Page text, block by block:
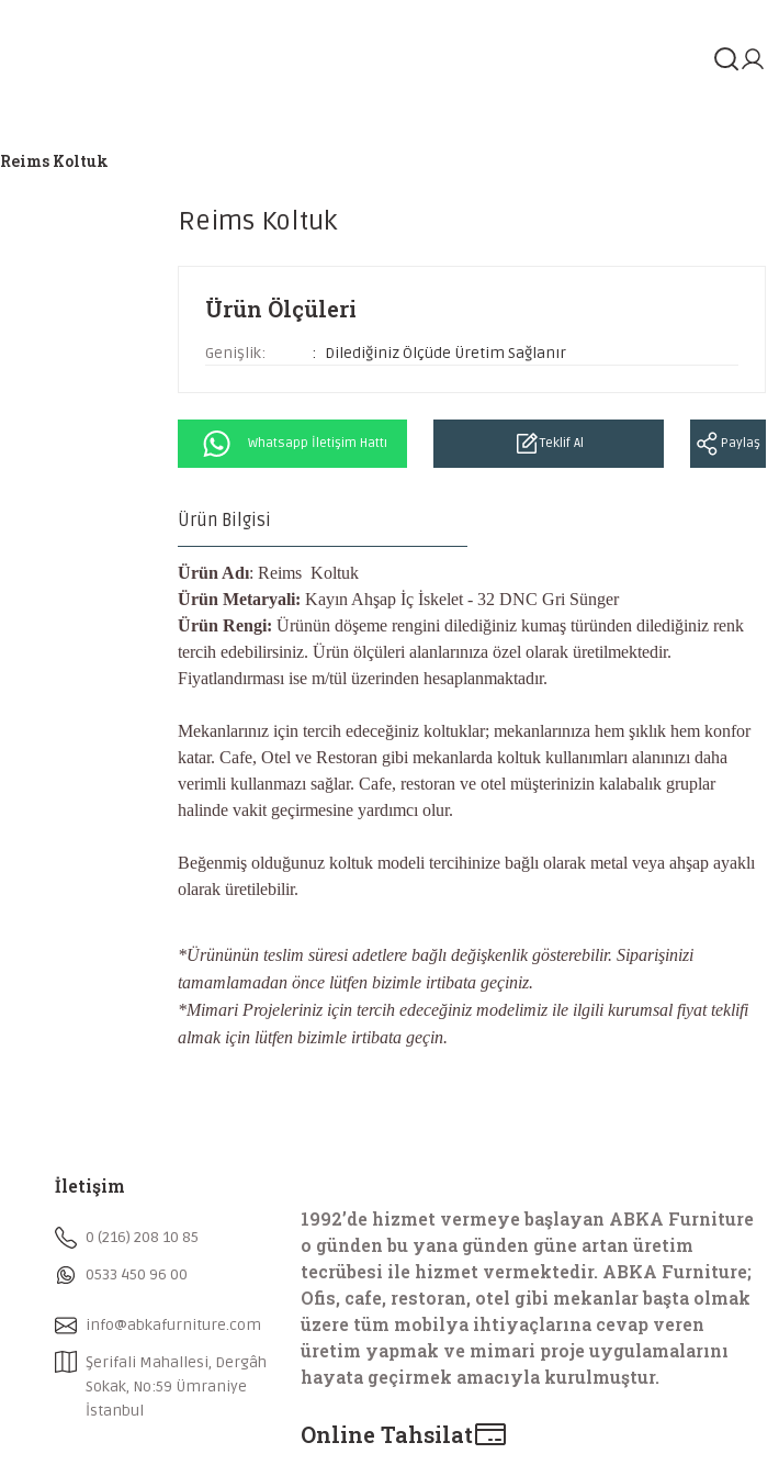
Reims Koltuk
Reims Koltuk
Ürün Ölçüleri
Genişlik: Dilediğiniz Ölçüde Üretim Sağlanır
Whatsapp İletişim Hattı Teklif Al Paylaş
Ürün Bilgisi
Ürün Adı: Reims Koltuk
Ürün Metaryali: Kayın Ahşap İç İskelet - 32 DNC Gri Sünger
Ürün Rengi: Ürünün döşeme rengini dilediğiniz kumaş türünden dilediğiniz renk
tercih edebilirsiniz. Ürün ölçüleri alanlarınıza özel olarak üretilmektedir.
Fiyatlandırması ise m/tül üzerinden hesaplanmaktadır.
Mekanlarınız için tercih edeceğiniz koltuklar; mekanlarınıza hem şıklık hem konfor
katar. Cafe, Otel ve Restoran gibi mekanlarda koltuk kullanımları alanınızı daha
verimli kullanmazı sağlar. Cafe, restoran ve otel müşterinizin kalabalık gruplar
halinde vakit geçirmesine yardımcı olur.
Beğenmiş olduğunuz koltuk modeli tercihinize bağlı olarak metal veya ahşap ayaklı
olarak üretilebilir.
*Ürününün teslim süresi adetlere bağlı değişkenlik gösterebilir. Siparişinizi
tamamlamadan önce lütfen bizimle irtibata geçiniz.
*Mimari Projeleriniz için tercih edeceğiniz modelimiz ile ilgili kurumsal fiyat teklifi
almak için lütfen bizimle irtibata geçin.
İletişim
0 (216) 208 10 85
0533 450 96 00
info@abkafurniture.com
Şerifali Mahallesi, Dergâh
Sokak, No:59 Ümraniye
İstanbul
1992’de hizmet vermeye başlayan ABKA Furniture
o günden bu yana günden güne artan üretim
tecrübesi ile hizmet vermektedir. ABKA Furniture;
Ofis, cafe, restoran, otel gibi mekanlar başta olmak
üzere tüm mobilya ihtiyaçlarına cevap veren
üretim yapmak ve mimari proje uygulamalarını
hayata geçirmek amacıyla kurulmuştur.
Online Tahsilat